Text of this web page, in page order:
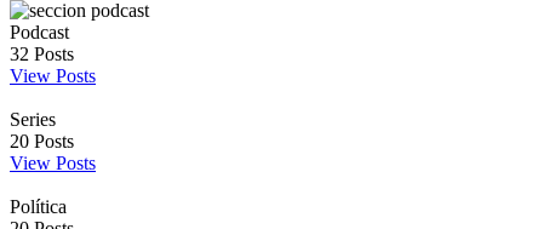
Podcast
32 Posts
View Posts
Series
20 Posts
View Posts
Política